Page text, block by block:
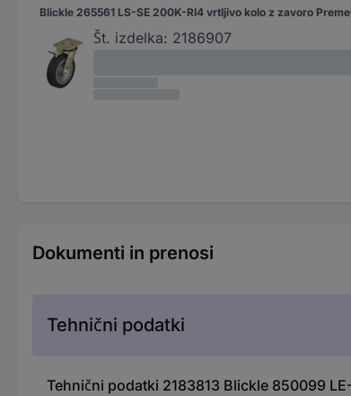
Št. izdelka: 2186907
Dokumenti in prenosi
Tehnični podatki
Tehnični podatki 2183813 Blickle 850099